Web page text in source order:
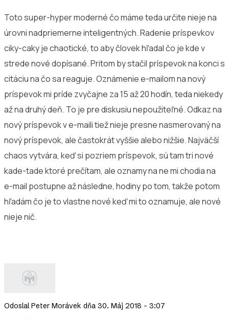
Toto super-hyper moderné čo máme teda určite nieje na
úrovni nadpriemerne inteligentných. Radenie príspevkov
ciky-caky je chaotické, to aby človek hľadal čo je kde v
strede nové dopísané. Pritom by stačil príspevok na konci s
citáciu na čo sa reaguje. Oznámenie e-mailom na nový
príspevok mi príde zvyčajne za 15 až 20 hodín, teda niekedy
až na druhý deň. To je pre diskusiu nepoužiteľné. Odkaz na
nový príspevok v e-maili tiež nieje presne nasmerovaný na
nový príspevok, ale častokrát vyššie alebo nižšie. Najväčší
chaos vytvára, keď si pozriem príspevok, sú tam tri nové
kade-tade ktoré prečítam, ale oznamy na ne mi chodia na
e-mail postupne až následne, hodiny po tom, takže potom
hľadám čo je to vlastne nové keď mi to oznamuje, ale nové
nieje nič.
OdoslalPeter Morávek dňa 30. Máj 2018 - 3:07